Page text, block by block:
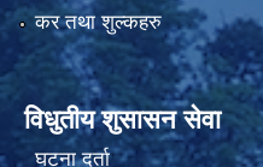
कर तथा शुल्कहरु
विधुतीय शुसासन सेवा
घटना दर्ता